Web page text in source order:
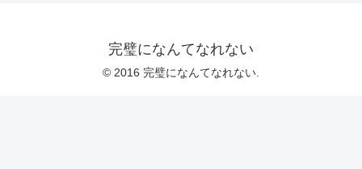
完璧になんてなれない
© 2016 完璧になんてなれない.